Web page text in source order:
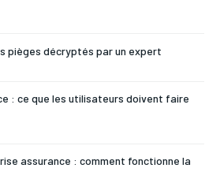
pièges décryptés par un expert
: ce que les utilisateurs doivent faire
assurance : comment fonctionne la